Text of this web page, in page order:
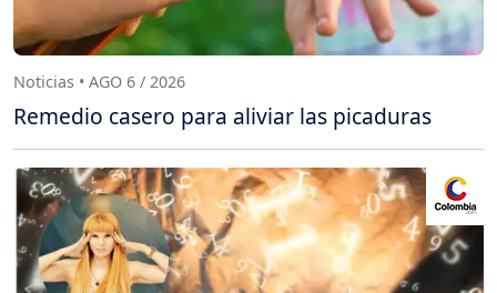
Noticias • AGO 6 / 2026
Remedio casero para aliviar las picaduras